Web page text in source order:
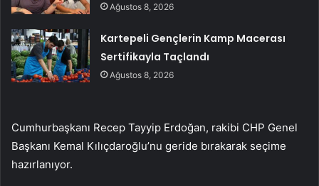
Ağustos 8, 2026
Kartepeli Gençlerin Kamp Macerası
Sertifikayla Taçlandı
Ağustos 8, 2026
Cumhurbaşkanı Recep Tayyip Erdoğan, rakibi CHP Genel
Başkanı Kemal Kılıçdaroğlu’nu geride bırakarak seçime
hazırlanıyor.